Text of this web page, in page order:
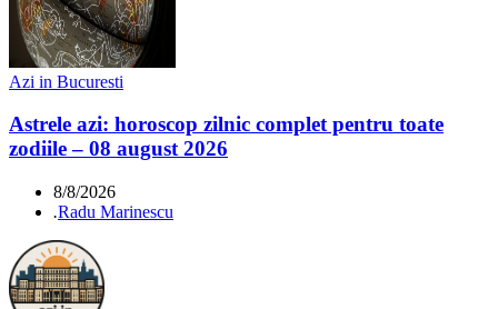
Azi in Bucuresti
Astrele azi: horoscop zilnic complet pentru toate
zodiile – 08 august 2026
8/8/2026
.Radu Marinescu